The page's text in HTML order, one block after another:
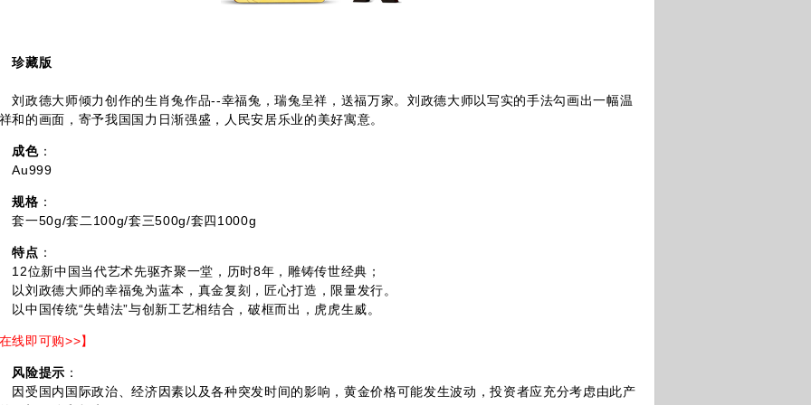
藏版
政德大师倾力创作的生肖兔作品--幸福兔，瑞兔呈祥，送福万家。刘政德大师以写实的手法勾画出一幅温
和的画面，寄予我国国力日渐强盛，人民安居乐业的美好寓意。
色：
格 ：
一50g/套二100g/套三500g/套四1000g
点 ：
位新中国当代艺术先驱齐聚一堂，历时8年，雕铸传世经典；
刘政德大师的幸福兔为蓝本，真金复刻，匠心打造，限量发行。
中国传统“失蜡法”与创新工艺相结合，破框而出，虎虎生威。
在线即可购>>】
险提示 ：
受国内国际政治、经济因素以及各种突发时间的影响，黄金价格可能发生波动，投资者应充分考虑由此产